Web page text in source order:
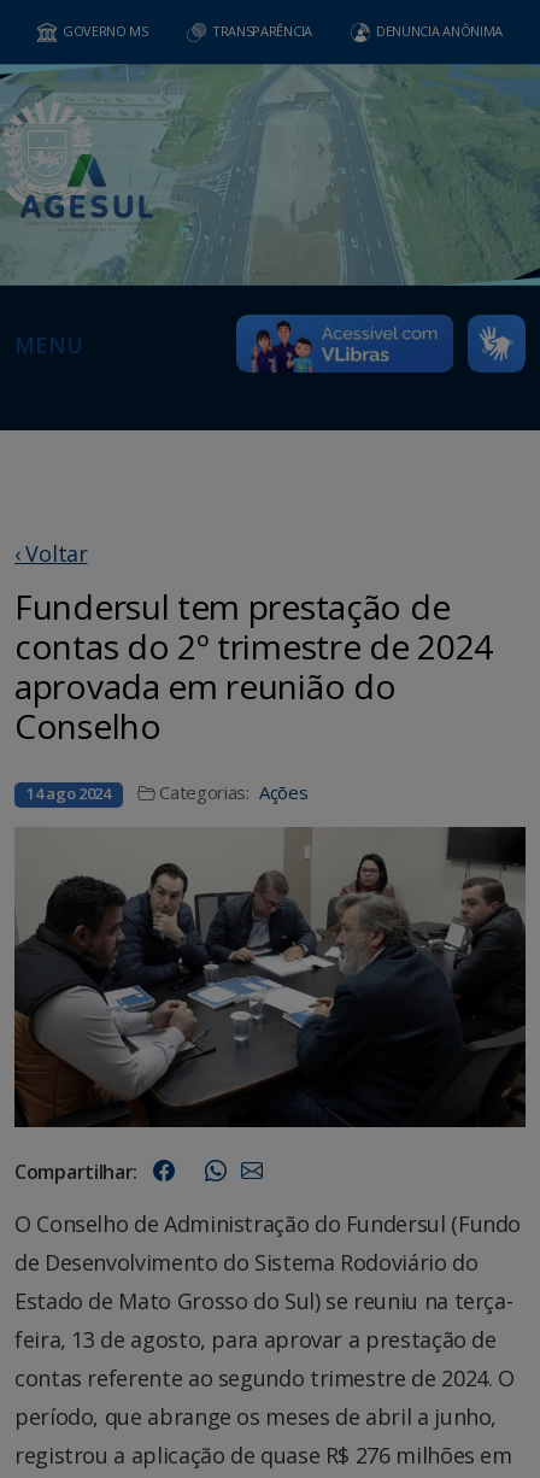
GOVERNO MS TRANSPARÊNCIA DENUNCIA ANÔNIMA
MENU
‹ Voltar
Fundersul tem prestação de
contas do 2º trimestre de 2024
aprovada em reunião do
Conselho
14 ago 2024 Categorias: Ações
Compartilhar:
O Conselho de Administração do Fundersul (Fundo
de Desenvolvimento do Sistema Rodoviário do
Estado de Mato Grosso do Sul) se reuniu na terça-
feira, 13 de agosto, para aprovar a prestação de
contas referente ao segundo trimestre de 2024. O
período, que abrange os meses de abril a junho,
registrou a aplicação de quase R$ 276 milhões em